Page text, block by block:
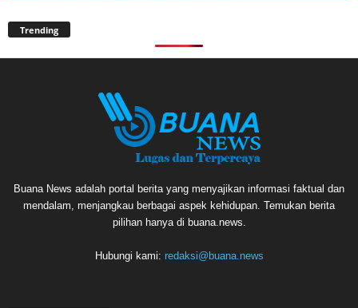
Trending
Buana News adalah portal berita yang menyajikan informasi faktual dan
mendalam, menjangkau berbagai aspek kehidupan. Temukan berita
pilihan hanya di buana.news.
Hubungi kami: redaksi@buana.news